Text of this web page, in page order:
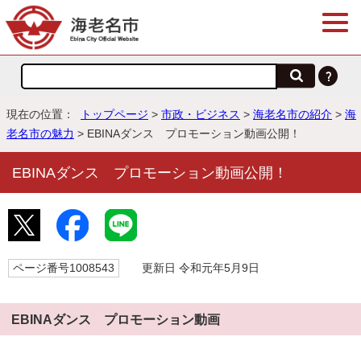
現在の位置： トップページ > 市政・ビジネス > 海老名市の紹介 > 海
老名市の魅力 > EBINAダンス プロモーション動画公開！
EBINAダンス プロモーション動画公開！
ページ番号1008543 更新日 令和元年5月9日
EBINAダンス プロモーション動画